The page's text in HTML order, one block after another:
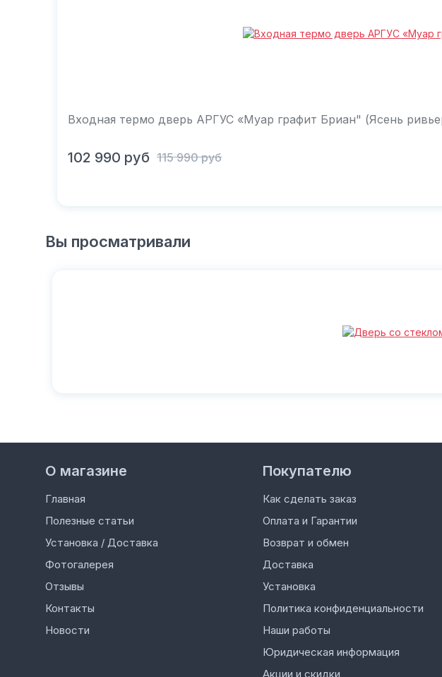
Входная термо дверь АРГУС «Муар графит Бриан" (Ясень
В корзину
102 990 руб 115 990 руб
Вы просматривали
О магазине
Главная
Полезные статьи
Установка / Доставка
Фотогалерея
Отзывы
Контакты
Новости
Покупателю
Как сделать заказ
Оплата и Гарантии
Возврат и обмен
Доставка
Установка
Политика конфиденциальности
Наши работы
Юридическая информация
Акции и скидки